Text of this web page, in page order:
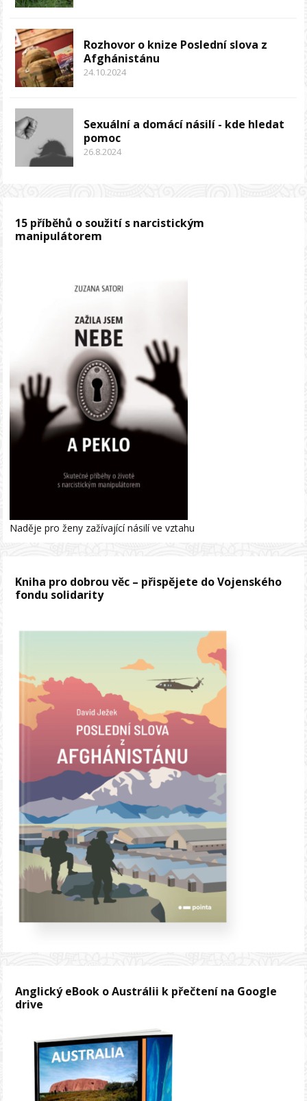
Rozhovor o knize Poslední slova z
Afghánistánu
24.10.2024
Sexuální a domácí násilí - kde hledat
pomoc
26.8.2024
15 příběhů o soužití s narcistickým
manipulátorem
Naděje pro ženy zažívající násilí ve vztahu
Kniha pro dobrou věc – přispějete do Vojenského
fondu solidarity
Anglický eBook o Austrálii k přečtení na Google
drive